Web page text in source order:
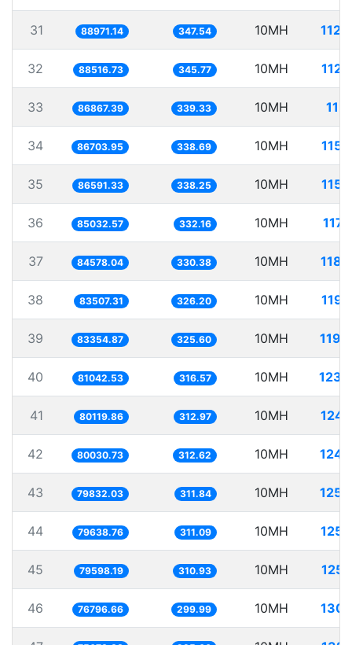
31 88971.14 347.54 10MH
32 88516.73 345.77 10MH
33 86867.39 339.33 10MH
34 86703.95 338.69 10MH
35 86591.33 338.25 10MH
36 85032.57 332.16 10MH
37 84578.04 330.38 10MH
38 83507.31 326.20 10MH
39 83354.87 325.60 10MH
40 81042.53 316.57 10MH
41 80119.86 312.97 10MH
42 80030.73 312.62 10MH
43 79832.03 311.84 10MH
44 79638.76 311.09 10MH
45 79598.19 310.93 10MH
46 76796.66 299.99 10MH